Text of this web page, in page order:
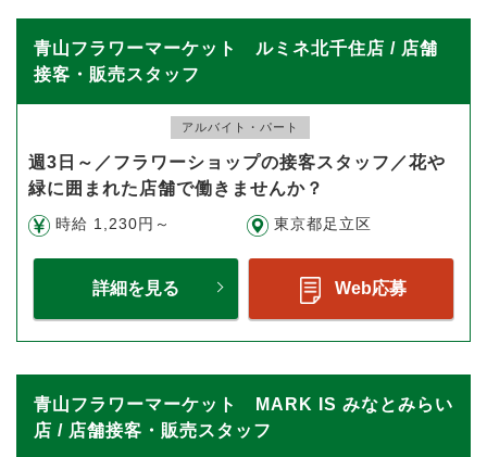
青山フラワーマーケット ルミネ北千住店 / 店舗
接客・販売スタッフ
アルバイト・パート
週3日～／フラワーショップの接客スタッフ／花や
緑に囲まれた店舗で働きませんか？
時給 1,230円～ 東京都足立区
詳細を見る Web応募
青山フラワーマーケット MARK IS みなとみらい
店 / 店舗接客・販売スタッフ